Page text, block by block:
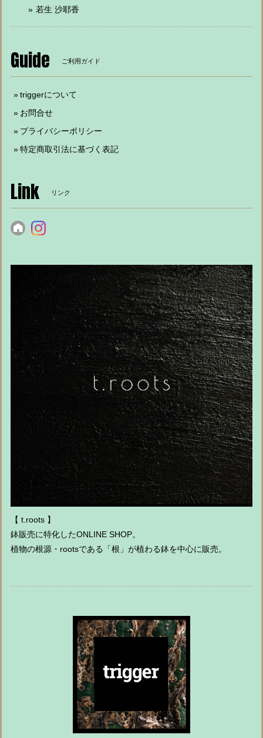
若生 沙耶香
Guide ご利用ガイド
triggerについて
お問合せ
プライバシーポリシー
特定商取引法に基づく表記
Link リンク
【 t.roots 】
鉢販売に特化したONLINE SHOP。
植物の根源・rootsである「根」が植わる鉢を中心に販売。